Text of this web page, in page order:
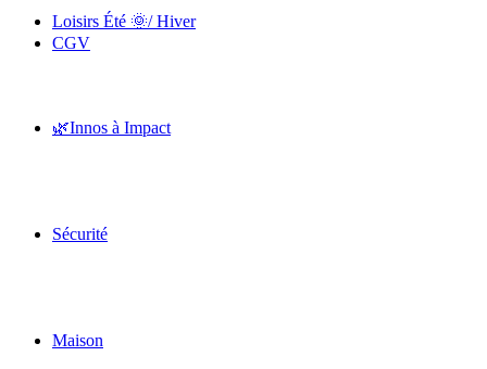
CGV
Loisirs Été 🌞/ Hiver
🌿Innos à Impact
Sécurité
Maison